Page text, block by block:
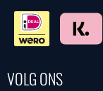
VOLG ONS